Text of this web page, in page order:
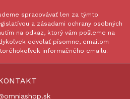
spracovávať len za týmto
a zásadami ochrany osobných
na odkaz, ktorý vám pošleme na
odvolať písomne, emailom
informačného emailu.